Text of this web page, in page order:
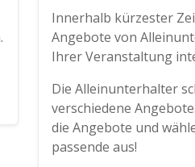
Innerhalb kürzester
Angebote von
Ihrer Veranstaltung
Die Alleinunterhalter
verschiedene
die Angebote und
passende aus!